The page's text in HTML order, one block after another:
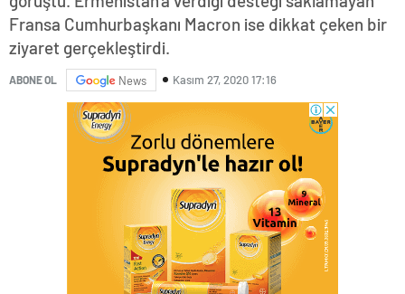
Fransa Cumhurbaşkanı Macron ise dikkat çeken bir
ziyaret gerçekleştirdi.
ABONE OL News Kasım 27, 2020 17:16